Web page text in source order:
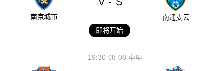
南京城市
南通支云
即将开始
08-08
19:30 中甲